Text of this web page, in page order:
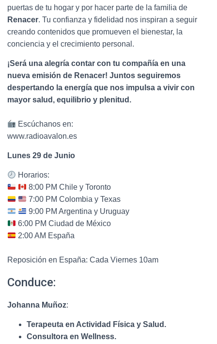
puertas de tu hogar y por hacer parte de la familia de
Renacer. Tu confianza y fidelidad nos inspiran a seguir
creando contenidos que promueven el bienestar, la
conciencia y el crecimiento personal.
¡Será una alegría contar con tu compañía en una
nueva emisión de Renacer! Juntos seguiremos
despertando la energía que nos impulsa a vivir con
mayor salud, equilibrio y plenitud.
Escúchanos en:
www.radioavalon.es
Lunes 29 de Junio
Horarios:
8:00 PM Chile y Toronto
7:00 PM Colombia y Texas
9:00 PM Argentina y Uruguay
6:00 PM Ciudad de México
2:00 AM España
Reposición en España: Cada Viernes 10am
Conduce:
Johanna Muñoz:
Terapeuta en Actividad Física y Salud.
Consultora en Wellness.